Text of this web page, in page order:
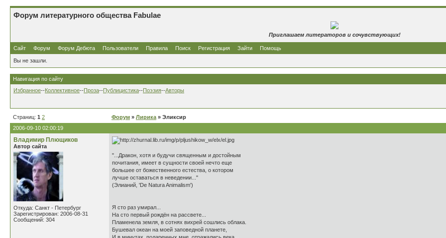
Форум литературного общества Fabulae
Приглашаем литераторов и сочувствующих!
Сайт Форум Форум Дебюта Пользователи Правила Поиск Регистрация Зайти Помощь
Вы не зашли.
Навигация по сайту
Избранное--Коллективное--Проза--Публицистика--Поэзия--Авторы
Страниц: 1 2 Форум » Лирика » Эликсир
2006-09-10 02:00:19
Владимир Плющиков
Автор сайта
Откуда: Санкт - Петербург
Зарегистрирован: 2006-08-31
Сообщений: 304
"...Дракон, хотя и будучи священным и достойным
почитания, имеет в сущности своей нечто еще
большее от божественного естества, о котором
лучше оставаться в неведении..."
(Элианий, 'De Natura Animalism')
Я сто раз умирал...
На сто первый рождён на рассвете...
Пламенела земля, в сотнях вихрей сошлись облака.
Бушевал океан на моей заповедной планете,